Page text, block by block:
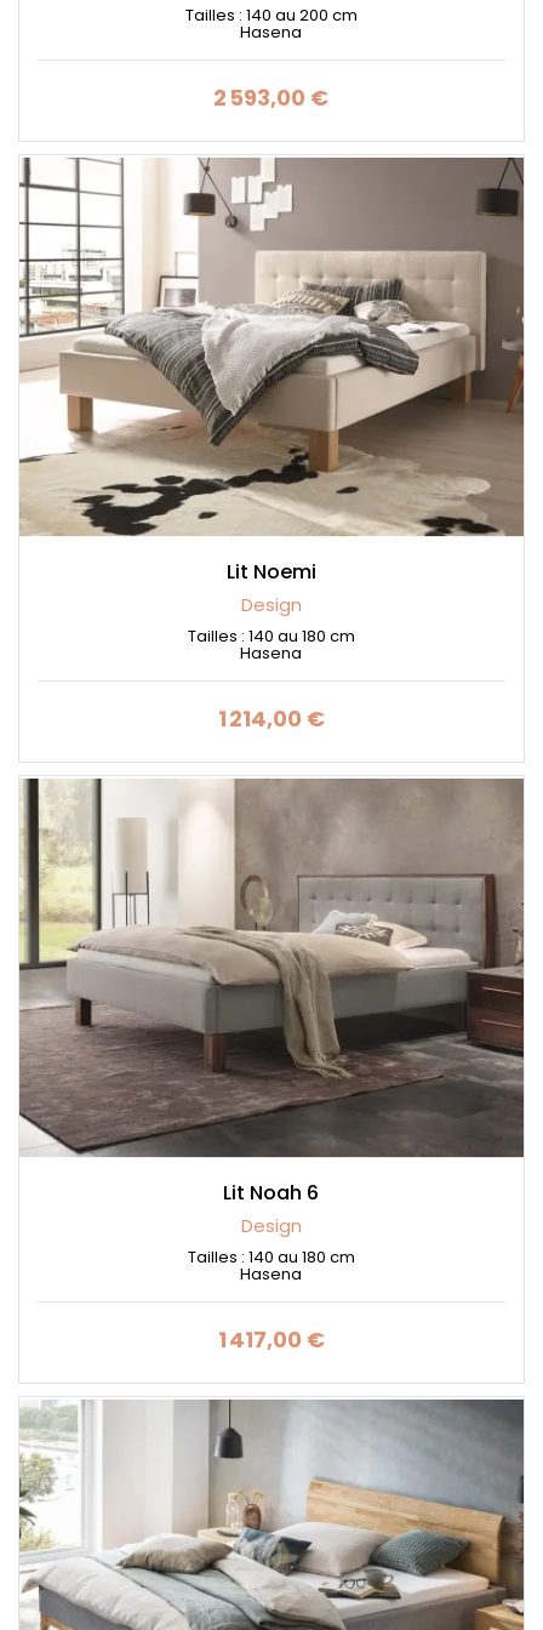
Tailles : 140 au 200 cm
Hasena
Prix
2 593,00 €
Lit Noemi
Design
Tailles : 140 au 180 cm
Hasena
Prix
1 214,00 €
Lit Noah 6
Design
Tailles : 140 au 180 cm
Hasena
Prix
1 417,00 €